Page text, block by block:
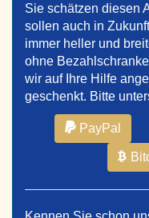
Sie schätzen diesen
sollen auch in
immer heller und
ohne
wir auf Ihre Hilfe
geschenkt. Bitte
PayPal